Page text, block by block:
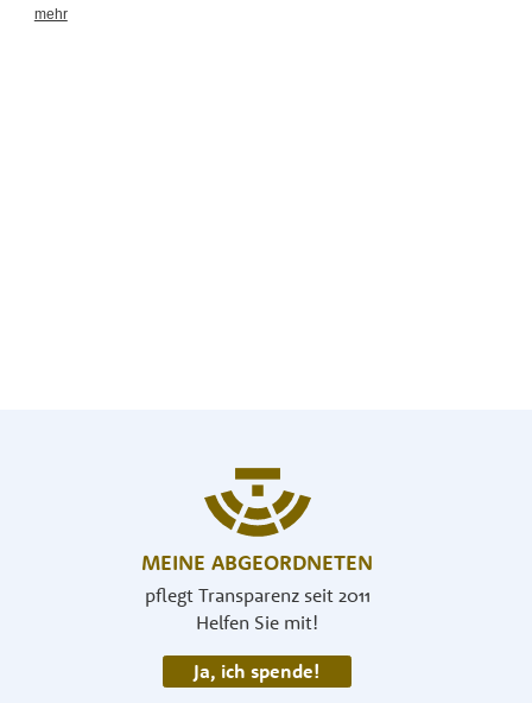
MEINE ABGEORDNETEN
pflegt Transparenz seit 2011
Helfen Sie mit!
Ja, ich spende!